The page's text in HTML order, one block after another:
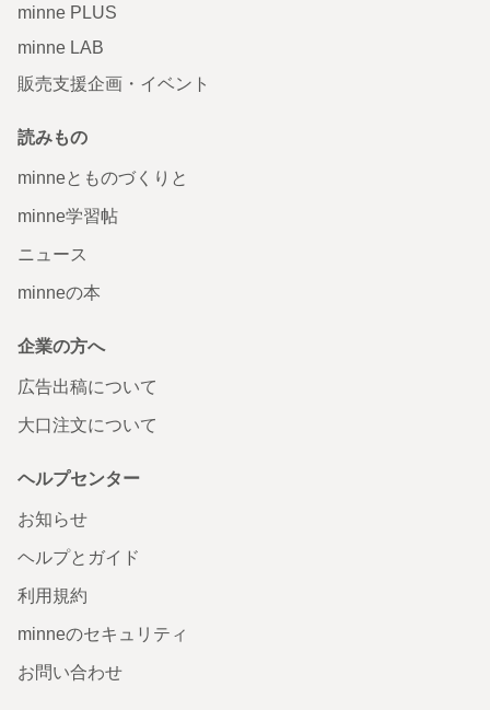
minne PLUS
minne LAB
販売支援企画・イベント
読みもの
minneとものづくりと
minne学習帖
ニュース
minneの本
企業の方へ
広告出稿について
大口注文について
ヘルプセンター
お知らせ
ヘルプとガイド
利用規約
minneのセキュリティ
お問い合わせ